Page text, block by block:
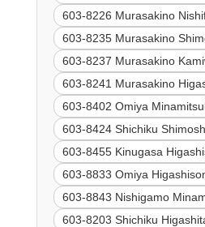
603-8226 Murasakino
603-8235 Murasakino
603-8237 Murasakino
603-8241 Murasakino
603-8402 Omiya
603-8424 Shichiku
603-8455 Kinugasa
603-8833 Omiya
603-8843 Nishigamo
603-8203 Shichiku